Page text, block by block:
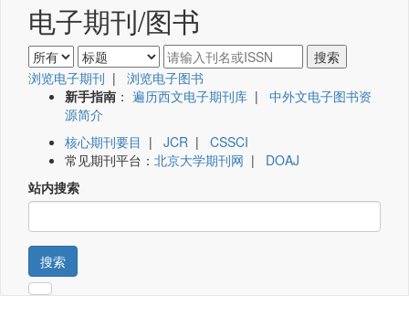
电子期刊/图书
浏览电子期刊 | 浏览电子图书
新手指南 ： 遍历西文电子期刊库 | 中外文电子图书资
源简介
核心期刊要目 | JCR | CSSCI
常见期刊平台： 北京大学期刊网 | DOAJ
站内搜索
搜索